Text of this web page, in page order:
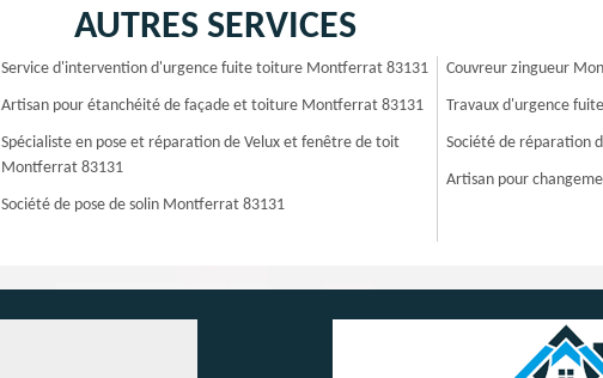
AUTRES SERVICES
Service d'intervention d'urgence fuite toiture Montferrat 83131
Artisan pour étanchéité de façade et toiture Montferrat 83131
Spécialiste en pose et réparation de Velux et fenêtre de toit
Montferrat 83131
Société de pose de solin Montferrat 83131
Couvreur zingueur
Travaux d'urgence
Société de réparation
Artisan pour